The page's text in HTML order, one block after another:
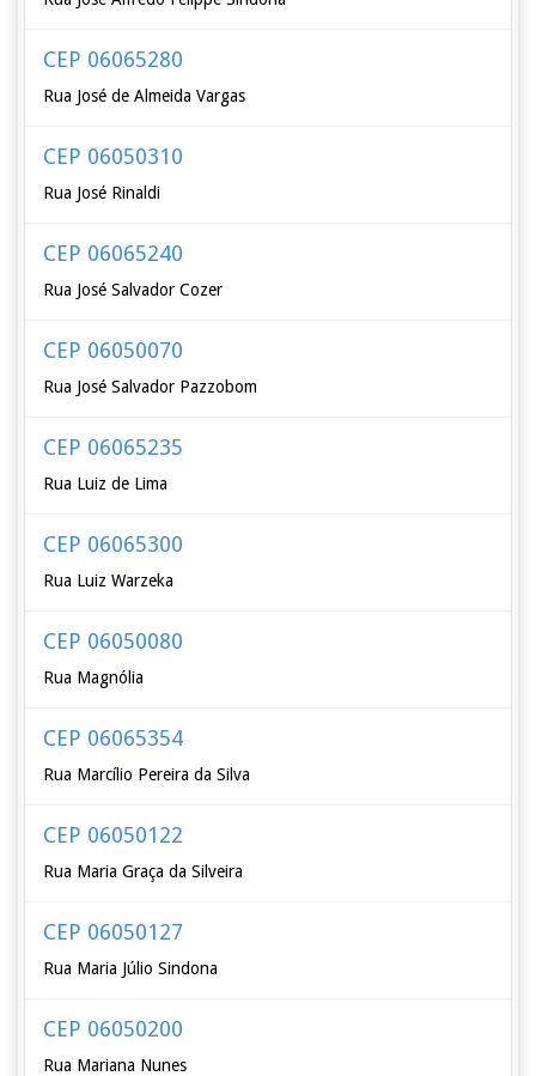
CEP 06065280
Rua José de Almeida Vargas
CEP 06050310
Rua José Rinaldi
CEP 06065240
Rua José Salvador Cozer
CEP 06050070
Rua José Salvador Pazzobom
CEP 06065235
Rua Luiz de Lima
CEP 06065300
Rua Luiz Warzeka
CEP 06050080
Rua Magnólia
CEP 06065354
Rua Marcílio Pereira da Silva
CEP 06050122
Rua Maria Graça da Silveira
CEP 06050127
Rua Maria Júlio Sindona
CEP 06050200
Rua Mariana Nunes